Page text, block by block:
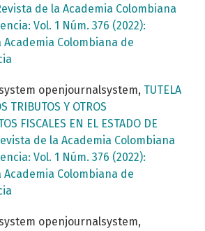
de la Academia Colombiana
Vol. 1 Núm. 376 (2022):
Academia Colombiana de
openjournalsystem, TUTELA
TRIBUTOS Y OTROS
FISCALES EN EL ESTADO DE
de la Academia Colombiana
Vol. 1 Núm. 376 (2022):
Academia Colombiana de
openjournalsystem,